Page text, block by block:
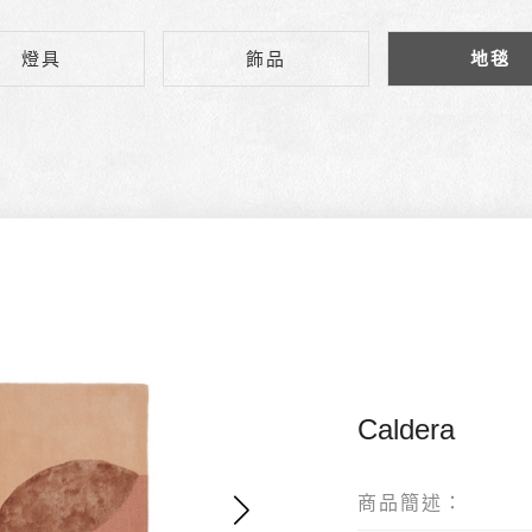
燈具 飾品 地毯
Caldera
商品簡述：